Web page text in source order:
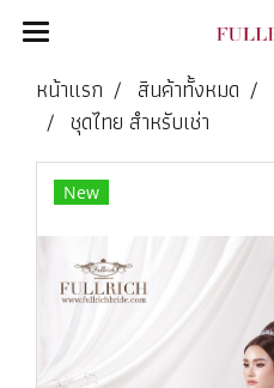
หน้าแรก สินค้าทั้งหมด
ชุดไทย สำหรับเช่า
New